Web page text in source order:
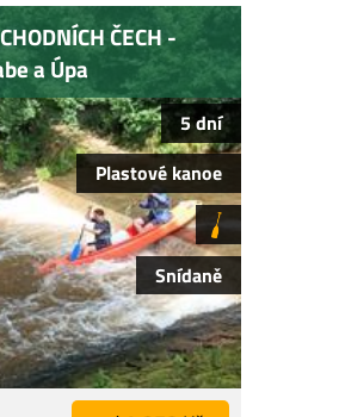
ČECH -
a Úpa
5 dní
Plastové kanoe
Snídaně